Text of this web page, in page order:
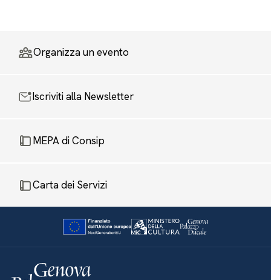
Organizza un evento
Iscriviti alla Newsletter
MEPA di Consip
Carta dei Servizi